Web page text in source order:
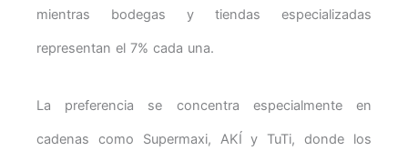
mientras bodegas y tiendas especializadas
representan el 7% cada una.
La preferencia se concentra especialmente en
cadenas como Supermaxi, AKÍ y TuTi, donde los